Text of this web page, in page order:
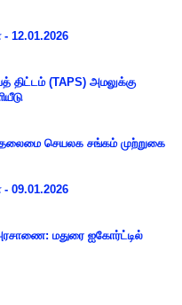
12.01.2026
திட்டம் (TAPS) அமலுக்கு
தலைமை செயலக சங்கம் முற்றுகை
09.01.2026
மதுரை ஐகோர்ட்டில்